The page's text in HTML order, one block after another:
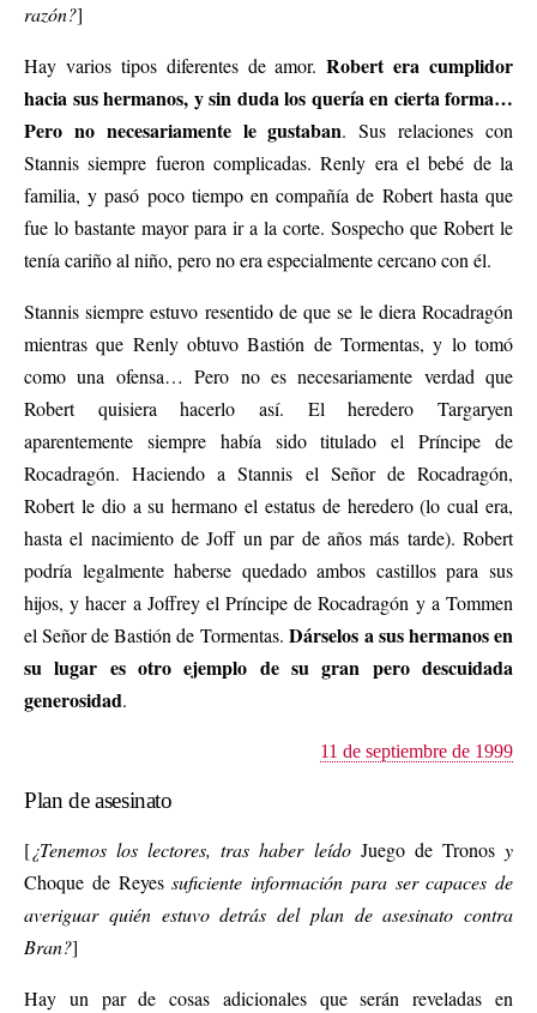
razón?]
Hay varios tipos diferentes de amor.Robert era cumplidor
hacia sus hermanos, y sin duda los quería en cierta forma…
Pero no necesariamente le gustaban. Sus relaciones con
Stannis siempre fueron complicadas. Renly era el bebé de la
familia, y pasó poco tiempo en compañía de Robert hasta que
fue lo bastante mayor para ir a la corte. Sospecho que Robert le
tenía cariño al niño, pero no era especialmente cercano con él.
Stannis siempre estuvo resentido de que se le diera Rocadragón
mientras que Renly obtuvo Bastión de Tormentas, y lo tomó
como una ofensa… Pero no es necesariamente verdad que
Robert quisiera hacerlo así. El heredero Targaryen
aparentemente siempre había sido titulado el Príncipe de
Rocadragón. Haciendo a Stannis el Señor de Rocadragón,
Robert le dio a su hermano el estatus de heredero (lo cual era,
hasta el nacimiento de Joff un par de años más tarde). Robert
podría legalmente haberse quedado ambos castillos para sus
hijos, y hacer a Joffrey el Príncipe de Rocadragón y a Tommen
el Señor de Bastión de Tormentas. Dárselos a sus hermanos en
su lugar es otro ejemplo de su gran pero descuidada
generosidad.
11 de septiembre de 1999
Plan de asesinato
[¿Tenemos los lectores, tras haber leído Juego de Tronosy
Choque de Reyessuficiente información para ser capaces de
averiguar quién estuvo detrás del plan de asesinato contra
Bran?]
Hay un par de cosas adicionales que serán reveladas en